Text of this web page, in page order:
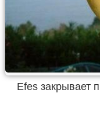
Efes закрывает